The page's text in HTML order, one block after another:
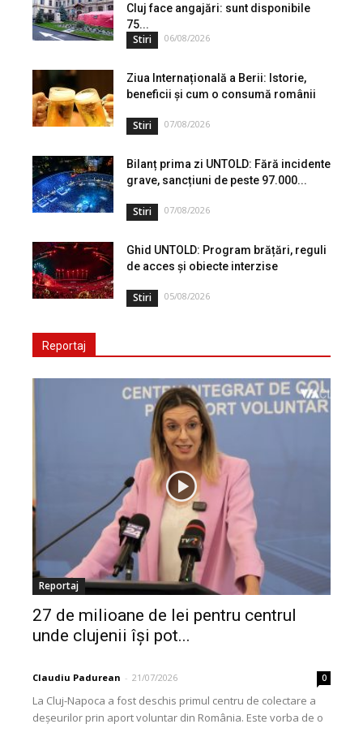
Cluj face angajări: sunt disponibile
75...
Stiri 06/08/2026
Ziua Internațională a Berii: Istorie,
beneficii și cum o consumă românii
Stiri 07/08/2026
Bilanț prima zi UNTOLD: Fără incidente
grave, sancțiuni de peste 97.000...
Stiri 07/08/2026
Ghid UNTOLD: Program brățări, reguli
de acces și obiecte interzise
Stiri 05/08/2026
Reportaj
Reportaj
27 de milioane de lei pentru centrul
unde clujenii își pot...
Claudiu Padurean - 21/07/2026 0
La Cluj-Napoca a fost deschis primul centru de colectare a
deșeurilor prin aport voluntar din România. Este vorba de o